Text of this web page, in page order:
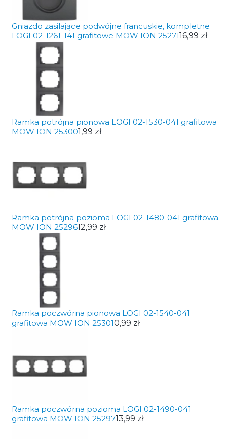
Gniazdo zasilające podwójne francuskie, kompletne
LOGI 02-1261-141 grafitowe MOW ION 2527116,99 zł
Ramka potrójna pionowa LOGI 02-1530-041 grafitowa
MOW ION 253001,99 zł
Ramka potrójna pozioma LOGI 02-1480-041 grafitowa
MOW ION 2529612,99 zł
Ramka poczwórna pionowa LOGI 02-1540-041
grafitowa MOW ION 253010,99 zł
Ramka poczwórna pozioma LOGI 02-1490-041
grafitowa MOW ION 2529713,99 zł